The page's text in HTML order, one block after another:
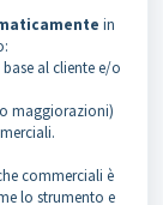
in
al cliente e/o
maggiorazioni)
commerciali è
lo strumento e